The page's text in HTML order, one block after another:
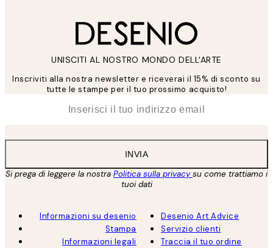
UNISCITI AL NOSTRO MONDO DELL'ARTE
Inscriviti alla nostra newsletter e riceverai il 15% di sconto su
tutte le stampe per il tuo prossimo acquisto!
INVIA
Si prega di leggere la nostra Politica sulla privacysu come trattiamo i
tuoi dati
Informazioni su desenio
Stampa
Informazioni legali
Desenio Art Advice
Servizio clienti
Traccia il tuo ordine